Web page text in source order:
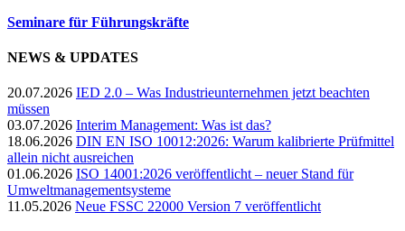
Seminare für Führungskräfte
NEWS & UPDATES
20.07.2026 IED 2.0 – Was Industrieunternehmen jetzt beachten
müssen
03.07.2026 Interim Management: Was ist das?
18.06.2026 DIN EN ISO 10012:2026: Warum kalibrierte Prüfmittel
allein nicht ausreichen
01.06.2026 ISO 14001:2026 veröffentlicht – neuer Stand für
Umweltmanagementsysteme
11.05.2026 Neue FSSC 22000 Version 7 veröffentlicht